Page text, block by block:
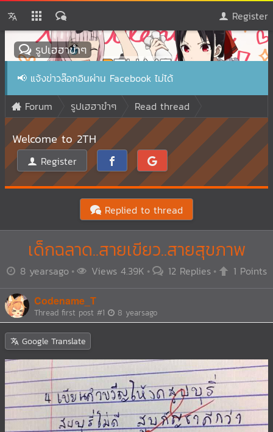
Register
รูปเฮฮาขำๆ
📢 แจ้งข่าวล๊อกอินผ่าน Facebook ไม่ได้
Forum
รูปเฮฮาขำๆ Read thread
Welcome to 2TH
Register
Replied to thread
เด็กฉลาด..สายเขียว..สายสุขภาพ
8 yearsago Views 4.39K 12 Replies 1 Points
Codename_T
Thread first post #1 8 yearsago
Google Translate